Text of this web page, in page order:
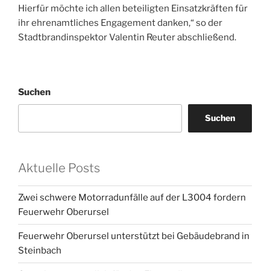
Hierfür möchte ich allen beteiligten Einsatzkräften für
ihr ehrenamtliches Engagement danken,“ so der
Stadtbrandinspektor Valentin Reuter abschließend.
Suchen
Suchen
Aktuelle Posts
Zwei schwere Motorradunfälle auf der L3004 fordern
Feuerwehr Oberursel
Feuerwehr Oberursel unterstützt bei Gebäudebrand in
Steinbach